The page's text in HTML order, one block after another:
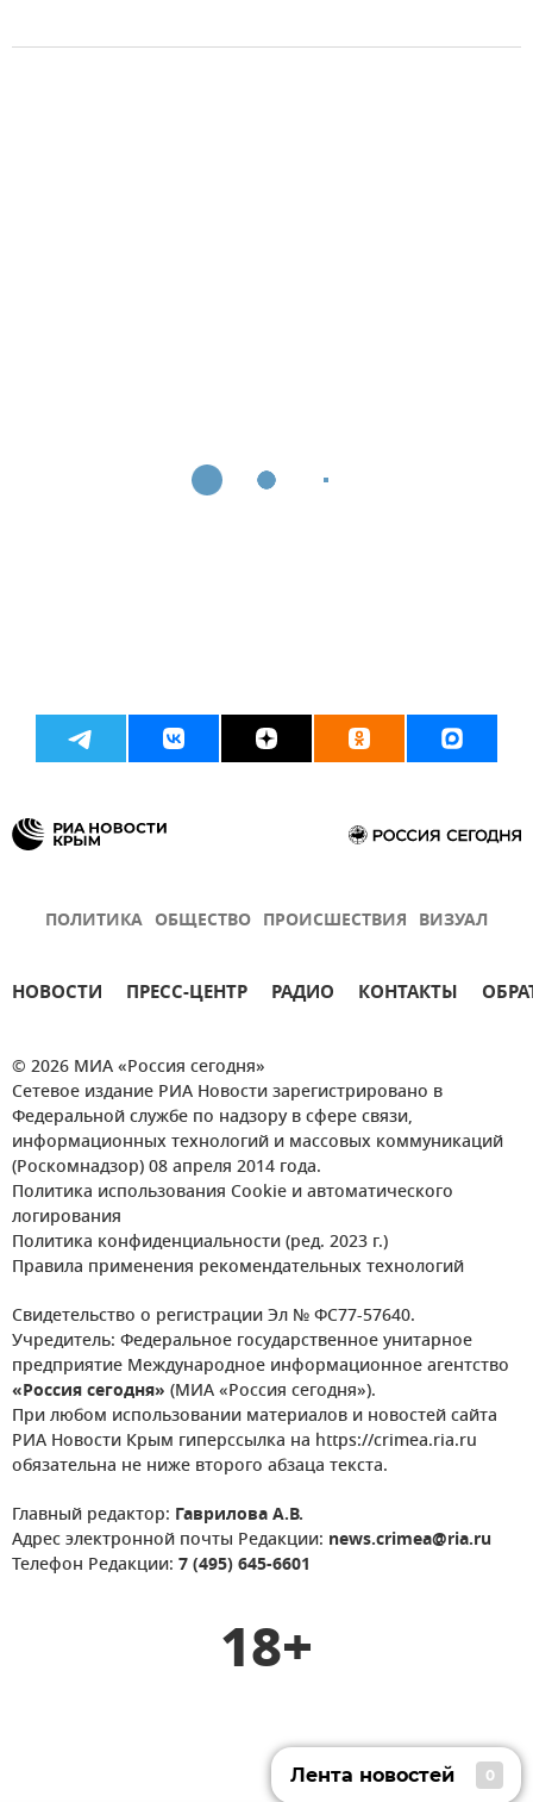
ПОЛИТИКА ОБЩЕСТВО ПРОИСШЕСТВИЯ ВИЗУАЛ
НОВОСТИ ПРЕСС-ЦЕНТР РАДИО КОНТАКТЫ
© 2026 МИА «Россия сегодня»
Сетевое издание РИА Новости зарегистрировано в
Федеральной службе по надзору в сфере связи,
информационных технологий и массовых коммуникаций
(Роскомнадзор) 08 апреля 2014 года.
Политика использования Cookie и автоматического
логирования
Политика конфиденциальности (ред. 2023 г.)
Правила применения рекомендательных технологий
Свидетельство о регистрации Эл № ФС77-57640.
Учредитель: Федеральное государственное унитарное
предприятие Международное информационное агентство
«Россия сегодня» (МИА «Россия сегодня»).
При любом использовании материалов и новостей сайта
РИА Новости Крым гиперссылка на https://crimea.ria.ru
обязательна не ниже второго абзаца текста.
Главный редактор: Гаврилова А.В.
Адрес электронной почты Редакции: news.crimea@ria.ru
Телефон Редакции: 7 (495) 645-6601
18+
Лента новостей 0